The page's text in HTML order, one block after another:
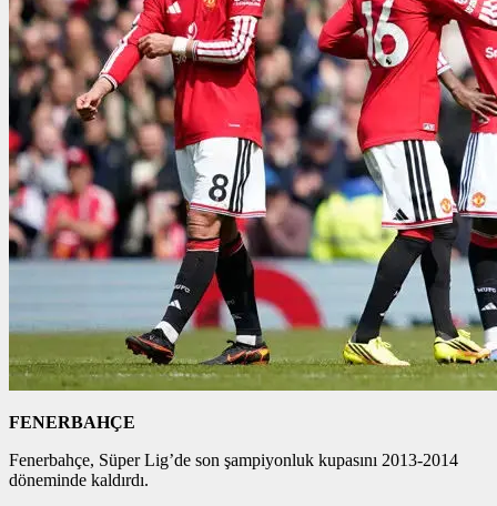
FENERBAHÇE
Fenerbahçe, Süper Lig’de son şampiyonluk kupasını 2013-2014
döneminde kaldırdı.